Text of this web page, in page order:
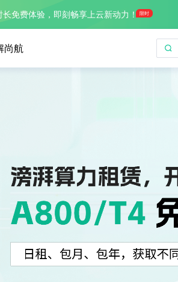
免费体验，即刻畅享上云新动力！ 限时
尚航